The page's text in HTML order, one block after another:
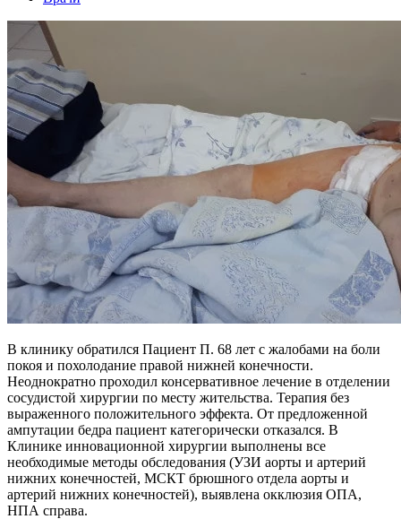
В клинику обратился Пациент П. 68 лет с жалобами на боли
покоя и похолодание правой нижней конечности.
Неоднократно проходил консервативное лечение в отделении
сосудистой хирургии по месту жительства. Терапия без
выраженного положительного эффекта. От предложенной
ампутации бедра пациент категорически отказался. В
Клинике инновационной хирургии выполнены все
необходимые методы обследования (УЗИ аорты и артерий
нижних конечностей, МСКТ брюшного отдела аорты и
артерий нижних конечностей), выявлена окклюзия ОПА,
НПА справа.